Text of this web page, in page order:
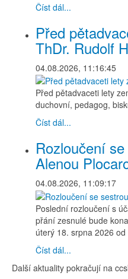
Číst dál...
Před
ThDr. Rudolf
04.08.2026, 11:16:45
Před pětadvaceti lety
duchovní, pedagog,
Číst dál...
Rozloučení
Alenou
04.08.2026, 11:09:17
Poslední rozloučení s
přání zesnulé bude
úterý 18. srpna 2026
Číst dál...
Další aktuality pokračují na